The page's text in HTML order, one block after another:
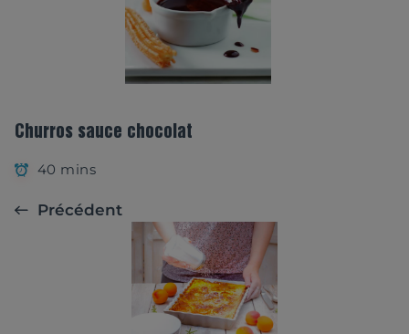
Churros sauce chocolat
40 mins
Précédent